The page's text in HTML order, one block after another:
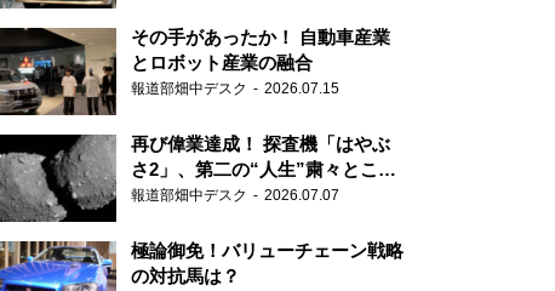
その手があったか！ 自動車産業
とロボット産業の融合
報道部畑中デスク 2026.07.15
再び偉業達成！ 探査機「はやぶ
さ2」、第二の“人生”粛々とこな
す
報道部畑中デスク 2026.07.07
極論御免！バリューチェーン戦略
の対抗馬は？